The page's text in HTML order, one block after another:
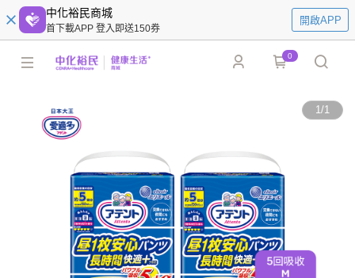
中化裕民商城
首下載APP 登入即送150券
開啟APP
0
1/1